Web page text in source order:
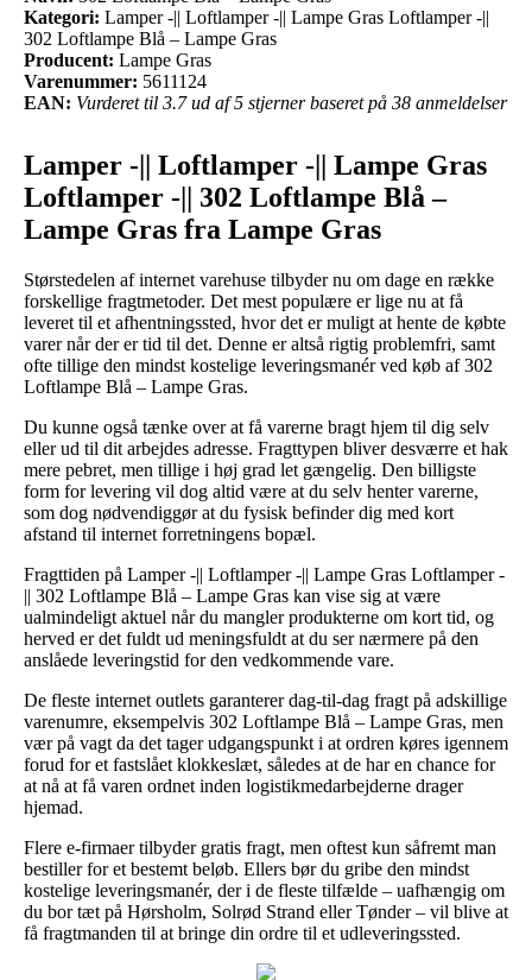
Kategori: Lamper -|| Loftlamper -|| Lampe Gras Loftlamper -||
302 Loftlampe Blå – Lampe Gras
Producent: Lampe Gras
Varenummer: 5611124
EAN: Vurderet til 3.7 ud af 5 stjerner baseret på 38 anmeldelser
Lamper -|| Loftlamper -|| Lampe Gras
Loftlamper -|| 302 Loftlampe Blå –
Lampe Gras fra Lampe Gras
Størstedelen af internet varehuse tilbyder nu om dage en række
forskellige fragtmetoder. Det mest populære er lige nu at få
leveret til et afhentningssted, hvor det er muligt at hente de købte
varer når der er tid til det. Denne er altså rigtig problemfri, samt
ofte tillige den mindst kostelige leveringsmanér ved køb af 302
Loftlampe Blå – Lampe Gras.
Du kunne også tænke over at få varerne bragt hjem til dig selv
eller ud til dit arbejdes adresse. Fragttypen bliver desværre et hak
mere pebret, men tillige i høj grad let gængelig. Den billigste
form for levering vil dog altid være at du selv henter varerne,
som dog nødvendiggør at du fysisk befinder dig med kort
afstand til internet forretningens bopæl.
Fragttiden på Lamper -|| Loftlamper -|| Lampe Gras Loftlamper -
|| 302 Loftlampe Blå – Lampe Gras kan vise sig at være
ualmindeligt aktuel når du mangler produkterne om kort tid, og
herved er det fuldt ud meningsfuldt at du ser nærmere på den
anslåede leveringstid for den vedkommende vare.
De fleste internet outlets garanterer dag-til-dag fragt på adskillige
varenumre, eksempelvis 302 Loftlampe Blå – Lampe Gras, men
vær på vagt da det tager udgangspunkt i at ordren køres igennem
forud for et fastslået klokkeslæt, således at de har en chance for
at nå at få varen ordnet inden logistikmedarbejderne drager
hjemad.
Flere e-firmaer tilbyder gratis fragt, men oftest kun såfremt man
bestiller for et bestemt beløb. Ellers bør du gribe den mindst
kostelige leveringsmanér, der i de fleste tilfælde – uafhængig om
du bor tæt på Hørsholm, Solrød Strand eller Tønder – vil blive at
få fragtmanden til at bringe din ordre til et udleveringssted.